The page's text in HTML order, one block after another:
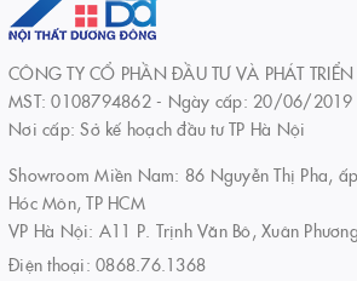
CÔNG TY CỔ PHẦN ĐẦU TƯ VÀ PHÁT
MST: 0108794862 - Ngày cấp: 20/06/2019
Nơi cấp: Sở kế hoạch đầu tư TP Hà Nội
Showroom Miền Nam: 86 Nguyễn Thị Pha,
Hóc Môn, TP HCM
VP Hà Nội: A11 P. Trịnh Văn Bô, Xuân
Điện thoại: 0868.76.1368